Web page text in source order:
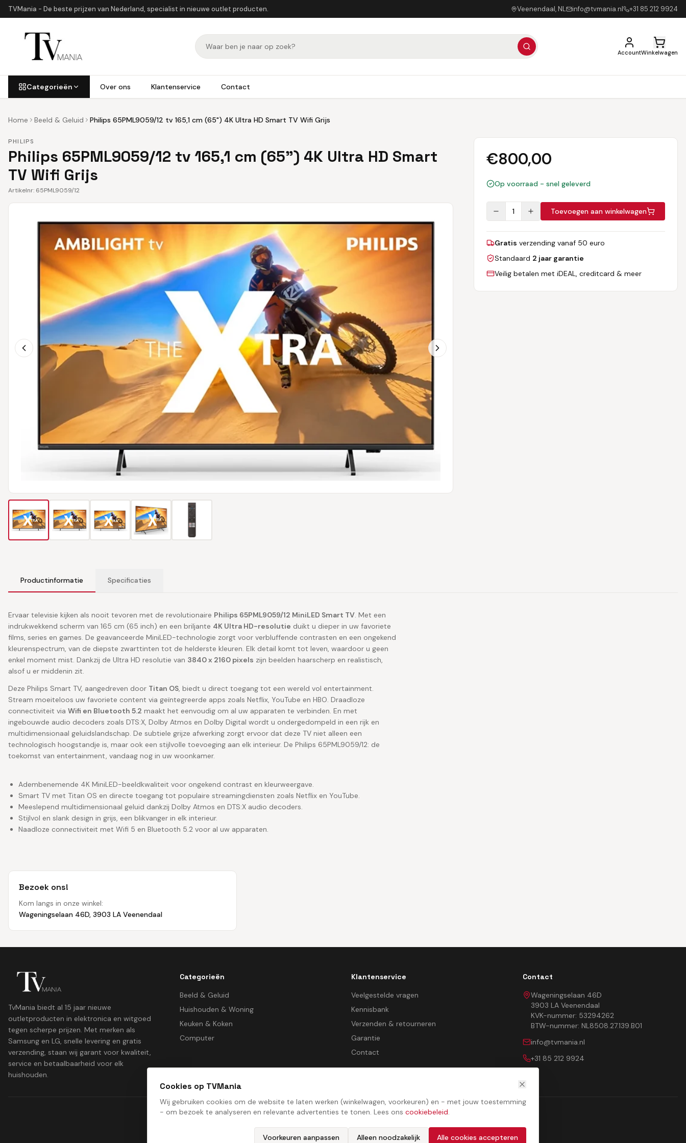
Cookies op TVMania
Wij gebruiken cookies om de website te laten werken (winkelwagen, voorkeuren) en - met jouw toestemming
- om bezoek te analyseren en relevante advertenties te tonen. Lees ons cookiebeleid.
Voorkeuren aanpassen Alleen noodzakelijk Alle cookies accepteren
TVMania - De beste prijzen van Nederland, specialist in nieuwe outlet producten. Veenendaal, NL info@tvmania.nl +31 85 212 9924
AccountWinkelwagen
Categorieën Over ons Klantenservice Contact
Home Beeld & Geluid Philips 65PML9059/12 tv 165,1 cm (65") 4K Ultra HD Smart TV Wifi Grijs
PHILIPS
Philips 65PML9059/12 tv 165,1 cm (65") 4K Ultra HD Smart
TV Wifi Grijs
Artikelnr: 65PML9059/12
€800,00
Op voorraad - snel geleverd
1 Toevoegen aan winkelwagen
Gratis verzending vanaf 50 euro
Standaard 2 jaar garantie
Veilig betalen met iDEAL, creditcard & meer
Productinformatie Specificaties
Ervaar televisie kijken als nooit tevoren met de revolutionaire Philips 65PML9059/12 MiniLED Smart TV. Met een
indrukwekkend scherm van 165 cm (65 inch) en een briljante 4K Ultra HD-resolutie duikt u dieper in uw favoriete
films, series en games. De geavanceerde MiniLED-technologie zorgt voor verbluffende contrasten en een ongekend
kleurenspectrum, van de diepste zwarttinten tot de helderste kleuren. Elk detail komt tot leven, waardoor u geen
enkel moment mist. Dankzij de Ultra HD resolutie van 3840 x 2160 pixels zijn beelden haarscherp en realistisch,
alsof u er middenin zit.
Deze Philips Smart TV, aangedreven door Titan OS, biedt u direct toegang tot een wereld vol entertainment.
Stream moeiteloos uw favoriete content via geïntegreerde apps zoals Netflix, YouTube en HBO. Draadloze
connectiviteit via Wifi en Bluetooth 5.2 maakt het eenvoudig om al uw apparaten te verbinden. En met
ingebouwde audio decoders zoals DTS:X, Dolby Atmos en Dolby Digital wordt u ondergedompeld in een rijk en
multidimensionaal geluidslandschap. De subtiele grijze afwerking zorgt ervoor dat deze TV niet alleen een
technologisch hoogstandje is, maar ook een stijlvolle toevoeging aan elk interieur. De Philips 65PML9059/12: de
toekomst van entertainment, vandaag nog in uw woonkamer.
Adembenemende 4K MiniLED-beeldkwaliteit voor ongekend contrast en kleurweergave.
Smart TV met Titan OS en directe toegang tot populaire streamingdiensten zoals Netflix en YouTube.
Meeslepend multidimensionaal geluid dankzij Dolby Atmos en DTS:X audio decoders.
Stijlvol en slank design in grijs, een blikvanger in elk interieur.
Naadloze connectiviteit met Wifi 5 en Bluetooth 5.2 voor al uw apparaten.
Bezoek ons!
Kom langs in onze winkel:
Wageningselaan 46D, 3903 LA Veenendaal
TvMania biedt al 15 jaar nieuwe
outletproducten in elektronica en witgoed
tegen scherpe prijzen. Met merken als
Samsung en LG, snelle levering en gratis
verzending, staan wij garant voor kwaliteit,
service en betaalbaarheid voor elk
huishouden.
Categorieën
Beeld & Geluid
Huishouden & Woning
Keuken & Koken
Computer
Klantenservice
Veelgestelde vragen
Kennisbank
Verzenden & retourneren
Garantie
Contact
Contact
Wageningselaan 46D
3903 LA Veenendaal
KVK-nummer: 53294262
BTW-nummer: NL8508.27.139.B01
info@tvmania.nl
+31 85 212 9924
TVMania. Alle rechten voorbehouden. Ontwikkeld doorProcessStudio